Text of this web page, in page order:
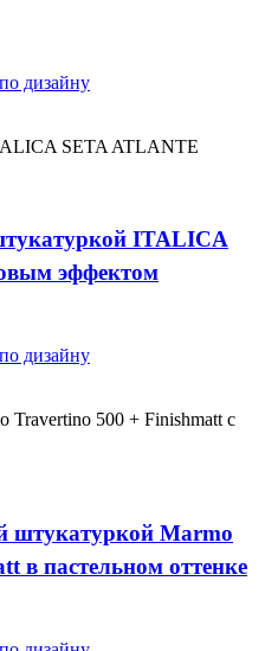
дизайну
ITALICA
эффектом
дизайну
штукатуркой Marmo
в пастельном оттенке